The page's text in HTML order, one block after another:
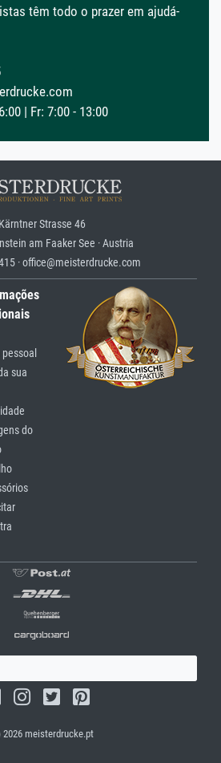
têm todo o prazer em ajudá-
| Fr: 7:00 - 13:00
Kärntner Strasse 46
am Faaker See · Austria
· office@meisterdrucke.com
pessoal
sua
do
2026 meisterdrucke.pt